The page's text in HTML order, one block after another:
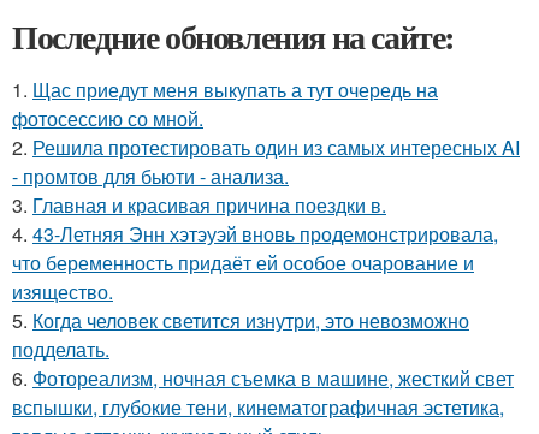
Последние обновления на сайте:
1. Щас приедут меня выкупать а тут очередь на
фотосессию со мной.
2. Решила протестировать один из самых интересных AI
- промтов для бьюти - анализа.
3. Главная и красивая причина поездки в.
4. 43-Летняя Энн хэтэуэй вновь продемонстрировала,
что беременность придаёт ей особое очарование и
изящество.
5. Когда человек светится изнутри, это невозможно
подделать.
6. Фотореализм, ночная съемка в машине, жесткий свет
вспышки, глубокие тени, кинематографичная эстетика,